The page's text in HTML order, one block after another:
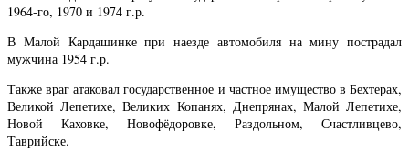
1964-го, 1970 и 1974 г.р.
В Малой Кардашинке при наезде автомобиля на мину пострадал
мужчина 1954 г.р.
Также враг атаковал государственное и частное имущество в Бехтерах,
Великой Лепетихе, Великих Копанях, Днепрянах, Малой Лепетихе,
Новой Каховке, Новофёдоровке, Раздольном, Счастливцево,
Таврийске.